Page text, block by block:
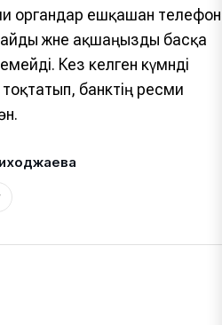
органдар ешқашан телефон
және ақшаңызды басқа
Кез келген күмәнді
тоқтатып, банктің ресми